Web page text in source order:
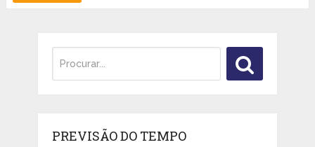
PREVISÃO DO TEMPO